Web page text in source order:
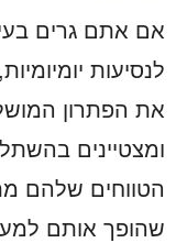
אם אתם גרים
לנסיעות
את הפתרון
ומצטיינים
הטווחים שלהם
שהופך אותם